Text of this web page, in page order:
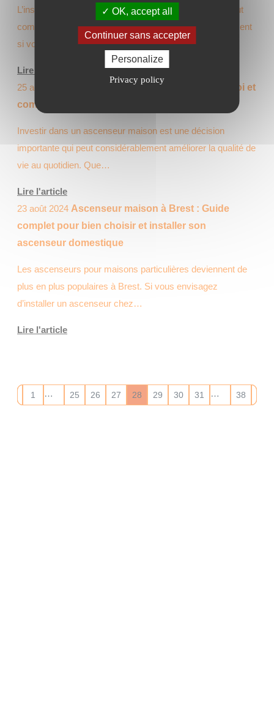
OK, accept all
Continuer sans accepter
Personalize
Privacy policy
L’installation d’un monte-escalier à virage chez vous peut
complètement transformer votre quotidien, particulièrement
si vous ou un de vos proches…
Lire l'article
25 août 2024
Ascenseur maison Nantes : pourquoi et
comment le faire installer par AMEO
Investir dans un ascenseur maison est une décision
importante qui peut considérablement améliorer la qualité de
vie au quotidien. Que…
Lire l'article
23 août 2024 Ascenseur maison à Brest : Guide
complet pour bien choisir et installer son
ascenseur domestique
Les ascenseurs pour maisons particulières deviennent de
plus en plus populaires à Brest. Si vous envisagez
d’installer un ascenseur chez…
Lire l'article
1 … 25 26 27 28 29 30 31 … 38